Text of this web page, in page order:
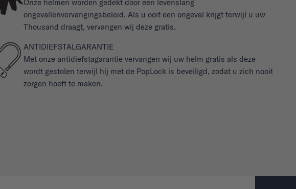
Onze helmen worden gedekt door een levenslang
ongevallenvervangingsbeleid. Als u ooit een ongeval krijgt terwijl u uw
Thousand draagt, vervangen wij deze gratis.
ANTIDIEFSTALGARANTIE
Met onze antidiefstagarantie vervangen wij uw helm gratis als deze
wordt gestolen terwijl hij met de PopLock is beveiligd, zodat u zich nooit
zorgen hoeft te maken.